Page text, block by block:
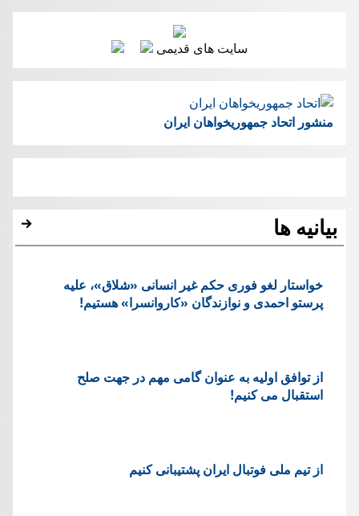
سایت های قدیمی
منشور اتحاد جمهوریخواهان ایران
بیانیه ها
خواستار لغو فوری حکم غیر انسانی «شلاق»، علیه
پرستو احمدی و نوازندگان «کاروانسرا» هستیم!
از توافق اولیه به عنوان گامی مهم در جهت صلح
استقبال می کنیم!
از تیم ملی فوتبال ایران پشتیبانی کنیم